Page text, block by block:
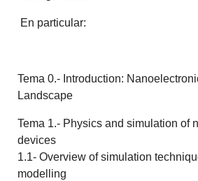
En particular:
Tema 0.- Introduction:
Landscape
Tema 1.- Physics and simulation of
devices
1.1- Overview of simulation
modelling